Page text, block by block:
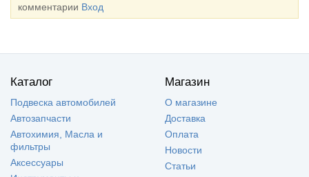
комментарии Вход
Каталог
Подвеска автомобилей
Автозапчасти
Автохимия, Масла и
фильтры
Аксессуары
Магазин
О магазине
Доставка
Оплата
Новости
Статьи